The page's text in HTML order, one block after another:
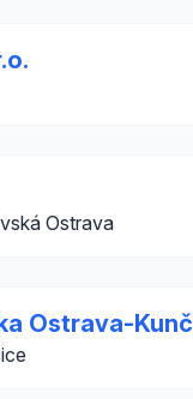
Ostrava
Ostrava-